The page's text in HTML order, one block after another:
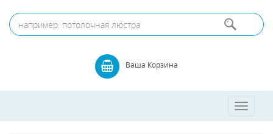
Ваша Корзина
Toggle